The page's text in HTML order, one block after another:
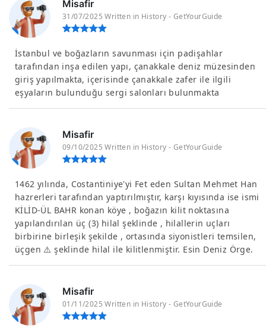
Misafir
31/07/2025 Written in History - GetYourGuide
İstanbul ve boğazların savunması için padişahlar
tarafından inşa edilen yapı, çanakkale deniz müzesinden
giriş yapılmakta, içerisinde çanakkale zafer ile ilgili
eşyaların bulunduğu sergi salonları bulunmakta
Misafir
09/10/2025 Written in History - GetYourGuide
1462 yılında, Costantiniye'yi Fet eden Sultan Mehmet Han
hazrerleri tarafından yaptırılmıştır, karşı kıyısında ise ismi
KİLİD-ÜL BAHR konan köye , boğazın kilit noktasına
yapılandırılan üç (3) hilal şeklinde , hilallerin uçları
birbirine birleşik şekilde , ortasında siyonistleri temsilen,
üçgen ⚠️ şeklinde hilal ile kilitlenmiştir. Esin Deniz Örge.
Misafir
01/11/2025 Written in History - GetYourGuide